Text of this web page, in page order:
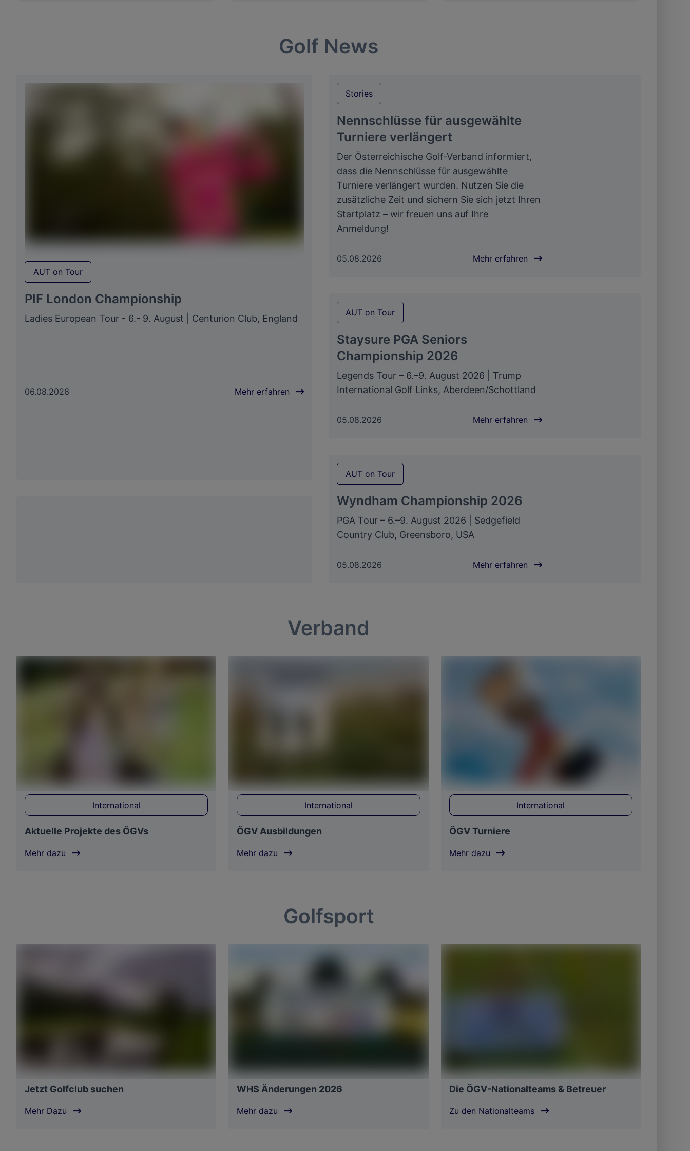
Golf News
AUT on Tour
PIF London Championship
Ladies European Tour - 6.- 9. August | Centurion Club, England
06.08.2026 Mehr erfahren
Stories
Nennschlüsse für ausgewählte
Turniere verlängert
Der Österreichische Golf-Verband informiert,
dass die Nennschlüsse für ausgewählte
Turniere verlängert wurden. Nutzen Sie die
zusätzliche Zeit und sichern Sie sich jetzt Ihren
Startplatz – wir freuen uns auf Ihre
Anmeldung!
05.08.2026 Mehr erfahren
AUT on Tour
Staysure PGA Seniors
Championship 2026
Legends Tour – 6.–9. August 2026 | Trump
International Golf Links, Aberdeen/Schottland
05.08.2026 Mehr erfahren
AUT on Tour
Wyndham Championship 2026
PGA Tour – 6.–9. August 2026 | Sedgefield
Country Club, Greensboro, USA
05.08.2026 Mehr erfahren
Verband
International
Aktuelle Projekte des ÖGVs
Mehr dazu
International
ÖGV Ausbildungen
Mehr dazu
International
ÖGV Turniere
Mehr dazu
Golfsport
Jetzt Golfclub suchen
Mehr Dazu
WHS Änderungen 2026
Mehr dazu
Die ÖGV-Nationalteams & Betreuer
Zu den Nationalteams